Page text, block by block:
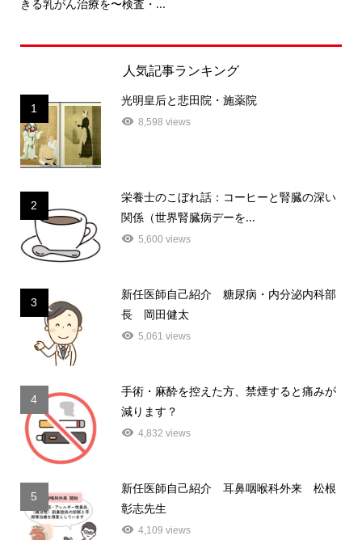
きる乳がん治療を〜検査・...
人気記事ランキング
1
光明皇后と悲田院・施薬院
8,598 views
2
栄養士のこぼれ話：コーヒーと腎臓の深い
関係（世界腎臓病デーを...
5,600 views
3
新任医師自己紹介 糖尿病・内分泌内科部
長 岡田健太
5,061 views
4
手術・麻酔を控えた方、禁煙すると痛みが
減ります？
4,832 views
5
新任医師自己紹介 耳鼻咽喉科外来 松根
彰志先生
4,109 views